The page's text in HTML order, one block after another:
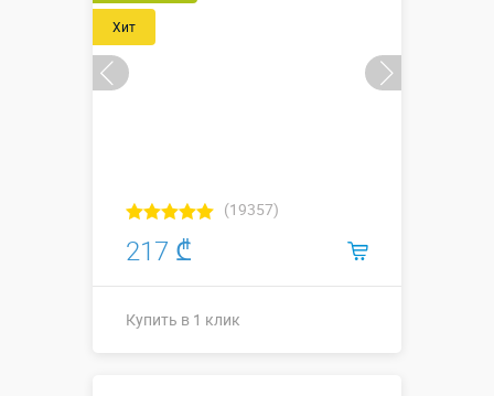
Хит
(19357)
217 ₾
Купить в 1 клик